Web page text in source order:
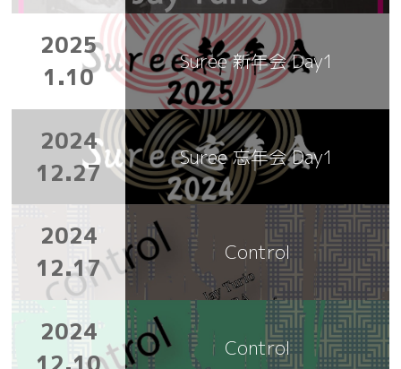
2025
1.10
Suree 新年会 Day1
2024
12.27
Suree 忘年会 Day1
2024
12.17
Control
2024
Control